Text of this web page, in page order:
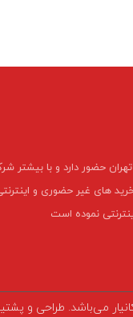
بازار حسن آباد تهران حضور دارد و
های غیر حضوری و
نموده است
می‌باشد. طراحی و